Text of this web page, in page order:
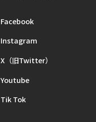
Facebook
Instagram
X（旧Twitter）
Youtube
Tik Tok